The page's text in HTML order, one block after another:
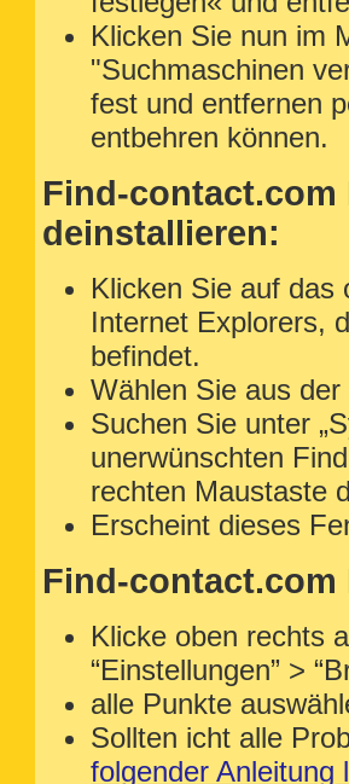
Klicken Sie nun im
"Suchmaschinen
fest und entfernen
entbehren können.
Find-contact.com
deinstallieren:
Klicken Sie auf das
Internet Explorers,
befindet.
Wählen Sie aus der
Suchen Sie unter
unerwünschten
rechten Maustaste
Erscheint dieses
Find-contact.com
Klicke oben rechts
“Einstellungen” >
alle Punkte
Sollten icht alle
folgender Anleitung